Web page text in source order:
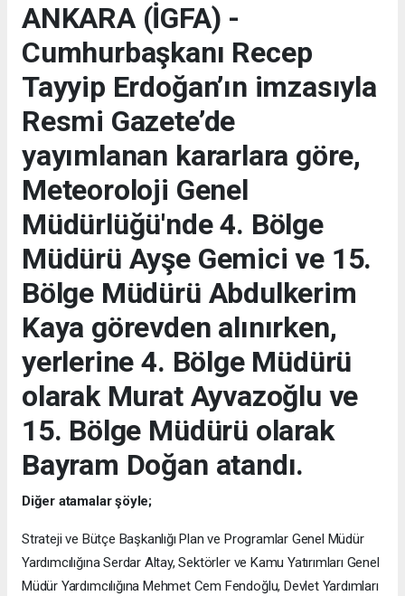
ANKARA (İGFA) -
Cumhurbaşkanı Recep
Tayyip Erdoğan’ın imzasıyla
Resmi Gazete’de
yayımlanan kararlara göre,
Meteoroloji Genel
Müdürlüğü'nde 4. Bölge
Müdürü Ayşe Gemici ve 15.
Bölge Müdürü Abdulkerim
Kaya görevden alınırken,
yerlerine 4. Bölge Müdürü
olarak Murat Ayvazoğlu ve
15. Bölge Müdürü olarak
Bayram Doğan atandı.
Diğer atamalar şöyle;
Strateji ve Bütçe Başkanlığı Plan ve Programlar Genel Müdür
Yardımcılığına Serdar Altay, Sektörler ve Kamu Yatırımları Genel
Müdür Yardımcılığına Mehmet Cem Fendoğlu, Devlet Yardımları